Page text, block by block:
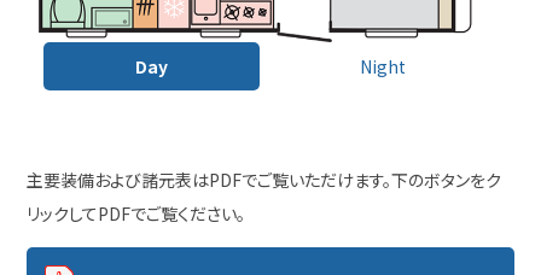
Day Night
主要装備および諸元表はPDFでご覧いただけます。下のボタンをク
リックしてPDFでご覧ください。